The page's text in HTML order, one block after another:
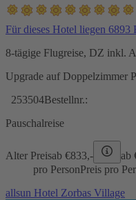
Für dieses Hotel liegen
8-tägige Flugreise, DZ inkl.
Upgrade auf Doppelzimmer
253504Bestellnr.:
Pauschalreise
Alter Preisab €833,- ab
pro PersonPreis pro
allsun Hotel Zorbas Village